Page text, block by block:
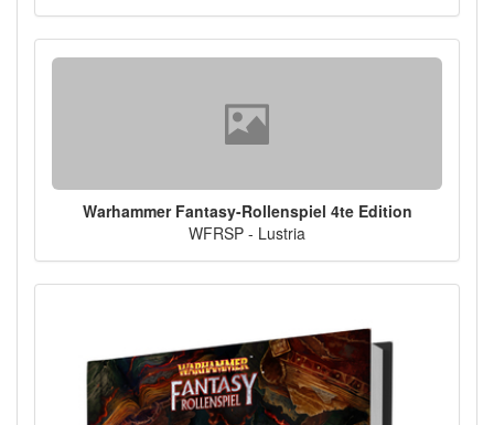
Warhammer Fantasy-Rollenspiel 4te Edition
WFRSP - Lustria